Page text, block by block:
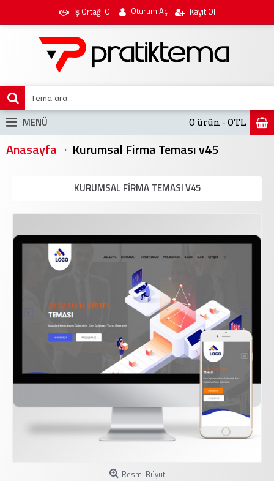
İş Ortağı Ol Oturum Aç Kayıt Ol
0 ürün - 0TL
MENÜ
Anasayfa Kurumsal Firma Teması v45
KURUMSAL FIRMA TEMASI V45
Resmi Büyüt